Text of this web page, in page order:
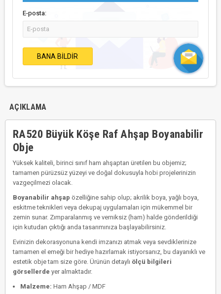
E-posta:
BANA BILDIR
AÇIKLAMA
RA520 Büyük Köşe Raf Ahşap Boyanabilir
Obje
Yüksek kaliteli, birinci sınıf ham ahşaptan üretilen bu objemiz;
tamamen pürüzsüz yüzeyi ve doğal dokusuyla hobi projelerinizin
vazgeçilmezi olacak.
Boyanabilir ahşap özelliğine sahip olup; akrilik boya, yağlı boya,
eskitme teknikleri veya dekupaj uygulamaları için mükemmel bir
zemin sunar. Zımparalanmış ve verniksiz (ham) halde gönderildiği
için kutudan çıktığı anda tasarımınıza başlayabilirsiniz.
Evinizin dekorasyonuna kendi imzanızı atmak veya sevdiklerinize
tamamen el emeği bir hediye hazırlamak istiyorsanız, bu dayanıklı ve
estetik obje tam size göre. Ürünün detaylı ölçü bilgileri
görsellerde yer almaktadır.
Malzeme: Ham Ahşap / MDF